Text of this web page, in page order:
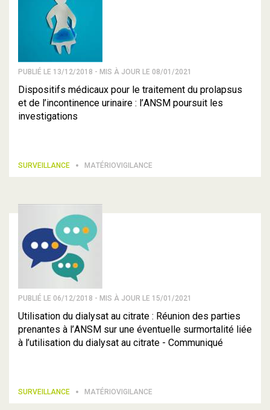
PUBLIÉ LE 13/12/2018 - MIS À JOUR LE 08/01/2021
Dispositifs médicaux pour le traitement du prolapsus
et de l’incontinence urinaire : l’ANSM poursuit les
investigations
SURVEILLANCE MATÉRIOVIGILANCE
PUBLIÉ LE 06/12/2018 - MIS À JOUR LE 15/01/2021
Utilisation du dialysat au citrate : Réunion des parties
prenantes à l’ANSM sur une éventuelle surmortalité liée
à l’utilisation du dialysat au citrate - Communiqué
SURVEILLANCE MATÉRIOVIGILANCE